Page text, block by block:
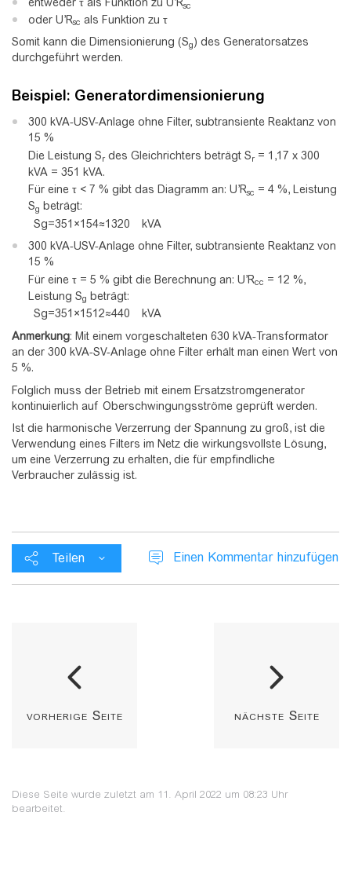
entweder τ als Funktion zu U’Rsc
oder U’Rsc als Funktion zu τ
Somit kann die Dimensionierung (Sg) des Generatorsatzes
durchgeführt werden.
Beispiel: Generatordimensionierung
300 kVA-USV-Anlage ohne Filter, subtransiente Reaktanz von
15 %
Die Leistung Sr des Gleichrichters beträgt Sr = 1,17 x 300
kVA = 351 kVA.
Für eine τ < 7 % gibt das Diagramm an: U’Rsc = 4 %, Leistung
Sg beträgt:
Sg=351 ×154≈1320
kVA
300 kVA-USV-Anlage ohne Filter, subtransiente Reaktanz von
15 %
Für eine τ = 5 % gibt die Berechnung an: U’Rcc = 12 %,
Leistung Sg beträgt:
Sg=351 ×1512≈440
kVA
Anmerkung: Mit einem vorgeschalteten 630 kVA-Transformator
an der 300 kVA-SV-Anlage ohne Filter erhält man einen Wert von
5 %.
Folglich muss der Betrieb mit einem Ersatzstromgenerator
kontinuierlich auf Oberschwingungsströme geprüft werden.
Ist die harmonische Verzerrung der Spannung zu groß, ist die
Verwendung eines Filters im Netz die wirkungsvollste Lösung,
um eine Verzerrung zu erhalten, die für empfindliche
Verbraucher zulässig ist.
Teilen Einen Kommentar hinzufügen
vorherige Seite nächste Seite
Diese Seite wurde zuletzt am 11. April 2022 um 08:23 Uhr
bearbeitet.